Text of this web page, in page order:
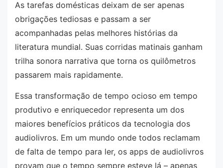
As tarefas domésticas deixam de ser apenas
obrigações tediosas e passam a ser
acompanhadas pelas melhores histórias da
literatura mundial. Suas corridas matinais ganham
trilha sonora narrativa que torna os quilômetros
passarem mais rapidamente.
Essa transformação de tempo ocioso em tempo
produtivo e enriquecedor representa um dos
maiores benefícios práticos da tecnologia dos
audiolivros. Em um mundo onde todos reclamam
de falta de tempo para ler, os apps de audiolivros
provam que o tempo sempre esteve lá – apenas